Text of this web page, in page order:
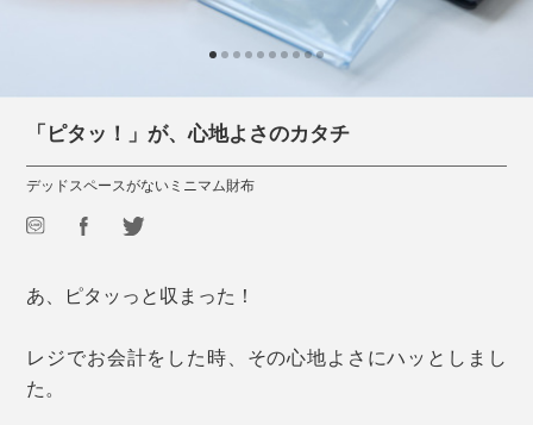
「ピタッ！」が、心地よさのカタチ
デッドスペースがないミニマム財布
あ、ピタッっと収まった！
レジでお会計をした時、その心地よさにハッとしまし
た。